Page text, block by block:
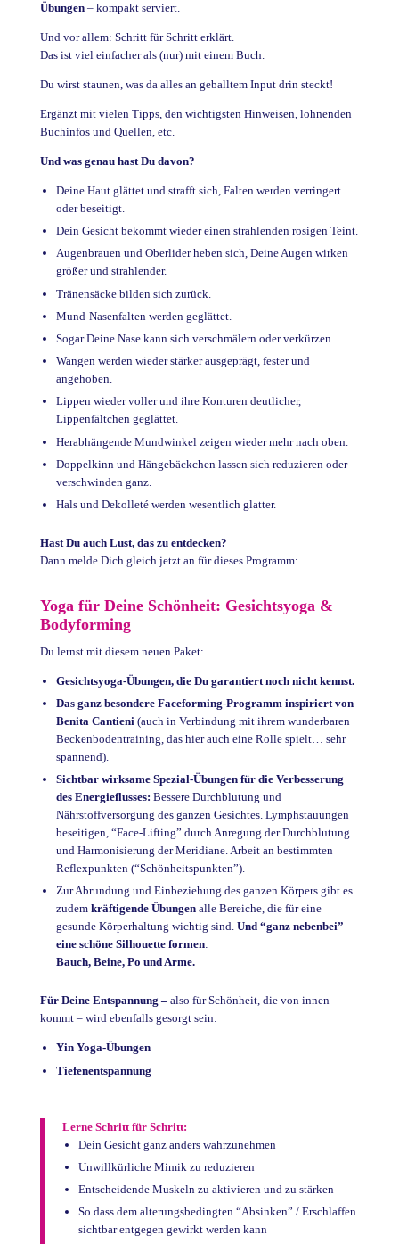
Übungen– kompakt serviert.
Und vor allem: Schritt für Schritt erklärt.
Das ist viel einfacher als (nur) mit einem Buch.
Du wirst staunen, was da alles an geballtem Input drin steckt!
Ergänzt mit vielen Tipps, den wichtigsten Hinweisen, lohnenden
Buchinfos und Quellen, etc.
Und was genau hast Du davon?
Deine Haut glättet und strafft sich, Falten werden verringert
oder beseitigt.
Dein Gesicht bekommt wieder einen strahlenden rosigen Teint.
Augenbrauen und Oberlider heben sich, Deine Augen wirken
größer und strahlender.
Tränensäcke bilden sich zurück.
Mund-Nasenfalten werden geglättet.
Sogar Deine Nase kann sich verschmälern oder verkürzen.
Wangen werden wieder stärker ausgeprägt, fester und
angehoben.
Lippen wieder voller und ihre Konturen deutlicher,
Lippenfältchen geglättet.
Herabhängende Mundwinkel zeigen wieder mehr nach oben.
Doppelkinn und Hängebäckchen lassen sich reduzieren oder
verschwinden ganz.
Hals und Dekolleté werden wesentlich glatter.
Hast Du auch Lust, das zu entdecken?
Dann melde Dich gleich jetzt an für dieses Programm:
Yoga für Deine Schönheit: Gesichtsyoga &
Bodyforming
Du lernst mit diesem neuen Paket:
Gesichtsyoga-Übungen, die Du garantiert noch nicht kennst.
Das ganz besondere Faceforming-Programm inspiriert von
Benita Cantieni (auch in Verbindung mit ihrem wunderbaren
Beckenbodentraining, das hier auch eine Rolle spielt… sehr
spannend).
Sichtbar wirksame Spezial-Übungen für die Verbesserung
des Energieflusses: Bessere Durchblutung und
Nährstoffversorgung des ganzen Gesichtes. Lymphstauungen
beseitigen, “Face-Lifting” durch Anregung der Durchblutung
und Harmonisierung der Meridiane. Arbeit an bestimmten
Reflexpunkten (“Schönheitspunkten”).
Zur Abrundung und Einbeziehung des ganzen Körpers gibt es
zudem kräftigende Übungenalle Bereiche, die für eine
gesunde Körperhaltung wichtig sind. Und “ganz nebenbei”
eine schöne Silhouette formen:
Bauch, Beine, Po und Arme.
Für Deine Entspannung –also für Schönheit, die von innen
kommt – wird ebenfalls gesorgt sein:
Yin Yoga-Übungen
Tiefenentspannung
Lerne Schritt für Schritt:
Dein Gesicht ganz anders wahrzunehmen
Unwillkürliche Mimik zu reduzieren
Entscheidende Muskeln zu aktivieren und zu stärken
So dass dem alterungsbedingten “Absinken” / Erschlaffen
sichtbar entgegen gewirkt werden kann